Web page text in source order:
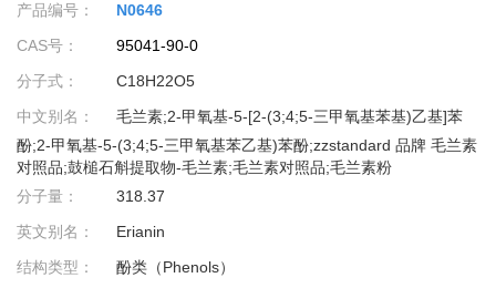
methoxy-5-(3;4;5-trimethoxyphenylethyl)phenol;2-methoxy-5-[2-
(3;4;5-trimethoxyphenyl)-ethyl]-phenol;3-hydroxy-3';4';4;5'-
tetramethoxybibenzyl;5-(3;4;5-trimethoxyphenethyl)-2-
methoxyphenol;Dihydrocombretatastin A-4
产品编号：
N0646
CAS号：
95041-90-0
分子式：
C18H22O5
中文别名：
毛兰素;2-甲氧基-5-[2-(3;4;5-三甲氧基苯基)乙基]苯
酚;2-甲氧基-5-(3;4;5-三甲氧基苯乙基)苯酚;zzstandard 品牌 毛兰素
对照品;鼓槌石斛提取物-毛兰素;毛兰素对照品;毛兰素粉
分子量：
318.37
英文别名：
Erianin
结构类型：
酚类（Phenols）